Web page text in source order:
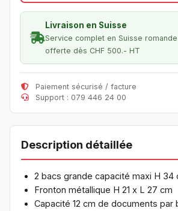
Livraison en Suisse
Service complet en Suisse
offerte dès CHF 500.- HT
Paiement sécurisé / facture
Support : 079 446 24 00
Description détaillée
2 bacs grande capacité maxi H 34
Fronton métallique H 21 x L 27 cm
Capacité 12 cm de documents par